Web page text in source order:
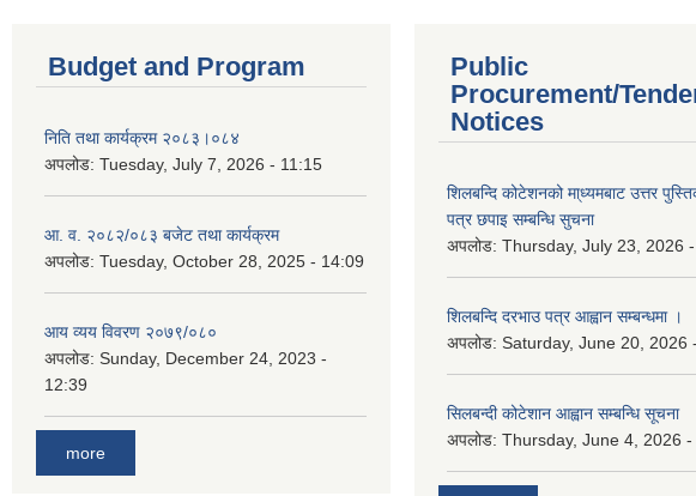
Budget and Program
निति तथा कार्यक्रम २०८३।०८४
अपलोड: Tuesday, July 7, 2026 - 11:15
आ. व. २०८२/०८३ बजेट तथा कार्यक्रम
अपलोड: Tuesday, October 28, 2025 - 14:09
आय व्यय विवरण २०७९/०८०
अपलोड: Sunday, December 24, 2023 -
12:39
more
Public
Procurement/
Notices
शिलबन्दि कोटेशनको मा्ध्यमबाट उत्तर
पत्र छपाइ सम्बन्धि सुचना
अपलोड: Thursday, July 23, 2026
शिलबन्दि दरभाउ पत्र आह्वान सम्बन्धमा ।
अपलोड: Saturday, June 20, 2026
सिलबन्दी कोटेशान आह्वान सम्बन्धि सूचना
अपलोड: Thursday, June 4, 2026 -